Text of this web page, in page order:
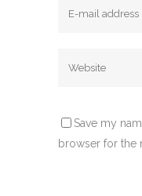
Save my
browser for the